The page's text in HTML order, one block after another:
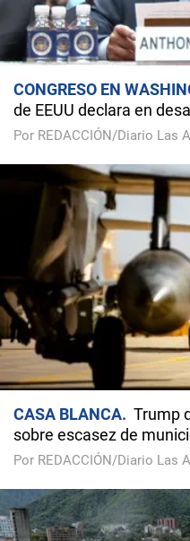
CONGRESO EN
de EEUU declara en
Por REDACCIÓN/Diario Las
CASA BLANCA
Trump
sobre escasez de
Por REDACCIÓN/Diario Las